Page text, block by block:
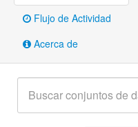
Flujo de Actividad
Acerca de